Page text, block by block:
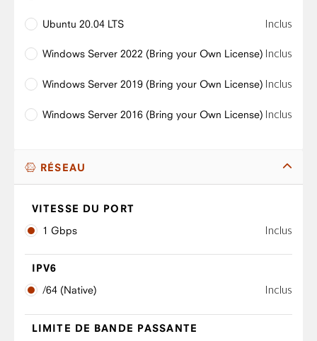
Ubuntu 20.04 LTS Inclus
Windows Server 2022 (Bring your Own License) Inclus
Windows Server 2019 (Bring your Own License) Inclus
Windows Server 2016 (Bring your Own License) Inclus
RÉSEAU
VITESSE DU PORT
1 Gbps
Inclus
IPV6
/64 (Native)
Inclus
LIMITE DE BANDE PASSANTE